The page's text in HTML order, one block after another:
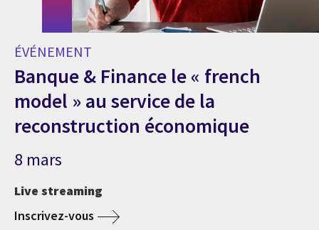
ÉVÉNEMENT
Banque & Finance le « french
model » au service de la
reconstruction économique
8 mars
Live streaming
Inscrivez-vous